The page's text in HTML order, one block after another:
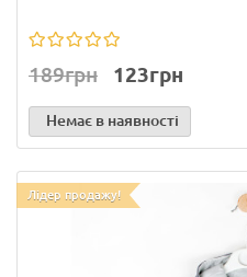
189грн 123грн
Немає в наявності
Лідер продажу!